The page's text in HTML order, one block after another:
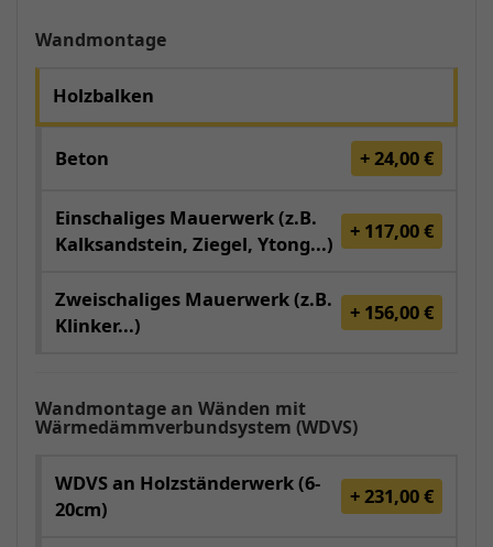
Wandmontage
Holzbalken
Beton + 24,00 €
Einschaliges Mauerwerk (z.B.
Kalksandstein, Ziegel, Ytong...)
+ 117,00 €
Zweischaliges Mauerwerk (z.B.
Klinker...)
+ 156,00 €
Wandmontage an Wänden mit
Wärmedämmverbundsystem (WDVS)
WDVS an Holzständerwerk (6-
20cm)
+ 231,00 €